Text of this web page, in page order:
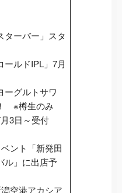
ーバー」スタ
ルドIPL」7月
グルトサワ
※樽生のみ
3日～受付
ント「新発田
ル」に出店予
空港アカシア